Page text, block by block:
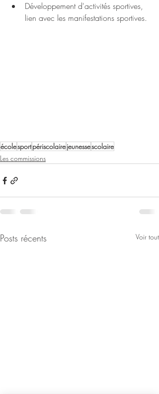
Développement d'activités sportives,
lien avec les manifestations sportives.
écolesportpériscolairejeunessescolaire
Les commissions
Posts récents Voir tout